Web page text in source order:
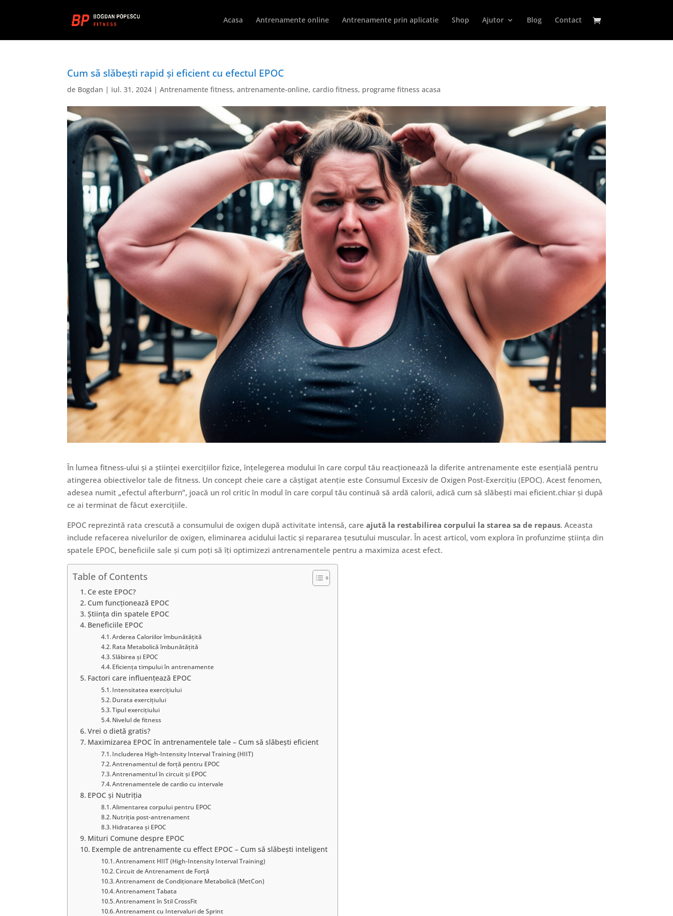
Acasa Antrenamente online Antrenamente prin aplicatie Shop Ajutor Blog Contact
Cum să slăbești rapid și eficient cu efectul EPOC
de Bogdan | iul. 31, 2024 |Antrenamente fitness,antrenamente-online,cardio fitness, programe fitness acasa
În lumea fitness-ului și a științei exercițiilor fizice, înțelegerea modului în care corpul tău reacționează la diferite antrenamente este esențială pentru
atingerea obiectivelor tale de fitness. Un concept cheie care a câștigat atenție este Consumul Excesiv de Oxigen Post-Exercițiu (EPOC). Acest fenomen,
adesea numit „efectul afterburn”, joacă un rol critic în modul în care corpul tău continuă să ardă calorii, adică cum să slăbești mai eficient.chiar și după
ce ai terminat de făcut exercițiile.
EPOC reprezintă rata crescută a consumului de oxigen după activitate intensă, careajută la restabilirea corpului la starea sa de repaus. Aceasta
include refacerea nivelurilor de oxigen, eliminarea acidului lactic și repararea țesutului muscular. În acest articol, vom explora în profunzime știința din
spatele EPOC, beneficiile sale și cum poți să îți optimizezi antrenamentele pentru a maximiza acest efect.
Table of Contents
Ce este EPOC?
Cum funcționează EPOC
Știința din spatele EPOC
Beneficiile EPOC
Arderea Caloriilor îmbunătățită
Rata Metabolică îmbunătățită
Slăbirea și EPOC
Eficiența timpului în antrenamente
Factori care influențează EPOC
Intensitatea exercițiului
Durata exercițiului
Tipul exercițiului
Nivelul de fitness
Vrei o dietă gratis?
Maximizarea EPOC în antrenamentele tale – Cum să slăbești eficient
Includerea High-Intensity Interval Training (HIIT)
Antrenamentul de forță pentru EPOC
Antrenamentul în circuit și EPOC
Antrenamentele de cardio cu intervale
EPOC și Nutriția
Alimentarea corpului pentru EPOC
Nutriția post-antrenament
Hidratarea și EPOC
Mituri Comune despre EPOC
Exemple de antrenamente cu effect EPOC – Cum să slăbești inteligent
Antrenament HIIT (High-Intensity Interval Training)
Circuit de Antrenament de Forță
Antrenament de Condiționare Metabolică (MetCon)
Antrenament Tabata
Antrenament în Stil CrossFit
Antrenament cu Intervaluri de Sprint